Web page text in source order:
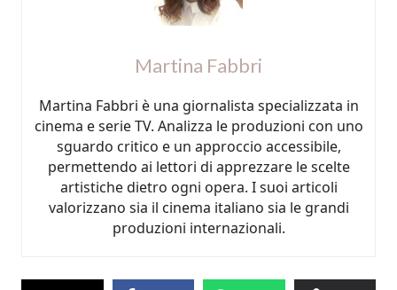
Martina Fabbri
Martina Fabbri è una giornalista specializzata in
cinema e serie TV. Analizza le produzioni con uno
sguardo critico e un approccio accessibile,
permettendo ai lettori di apprezzare le scelte
artistiche dietro ogni opera. I suoi articoli
valorizzano sia il cinema italiano sia le grandi
produzioni internazionali.